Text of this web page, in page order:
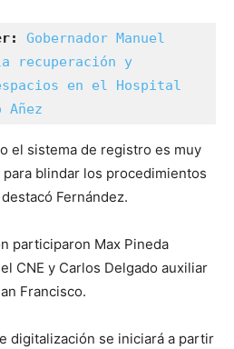
Gobernador Manuel
recuperación y
en el Hospital
Añez
el sistema de registro es muy
blindar los procedimientos
Fernández.
participaron Max Pineda
CNE y Carlos Delgado auxiliar
Francisco.
digitalización se iniciará a partir